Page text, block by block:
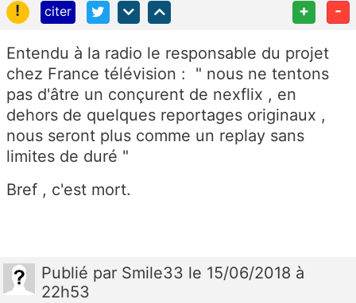
!
citer + -
Entendu à la radio le responsable du projet
chez France télévision : " nous ne tentons
pas d'âtre un conçurent de nexflix , en
dehors de quelques reportages originaux ,
nous seront plus comme un replay sans
limites de duré "
Bref , c'est mort.
Publié par Smile33 le 15/06/2018 à
22h53